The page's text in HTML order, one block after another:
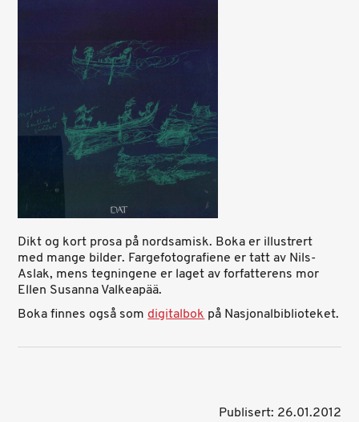
Dikt og kort prosa på nordsamisk. Boka er illustrert
med mange bilder. Fargefotografiene er tatt av Nils-
Aslak, mens tegningene er laget av forfatterens mor
Ellen Susanna Valkeapää.
Boka finnes også somdigitalbokpå Nasjonalbiblioteket.
Publisert: 26.01.2012